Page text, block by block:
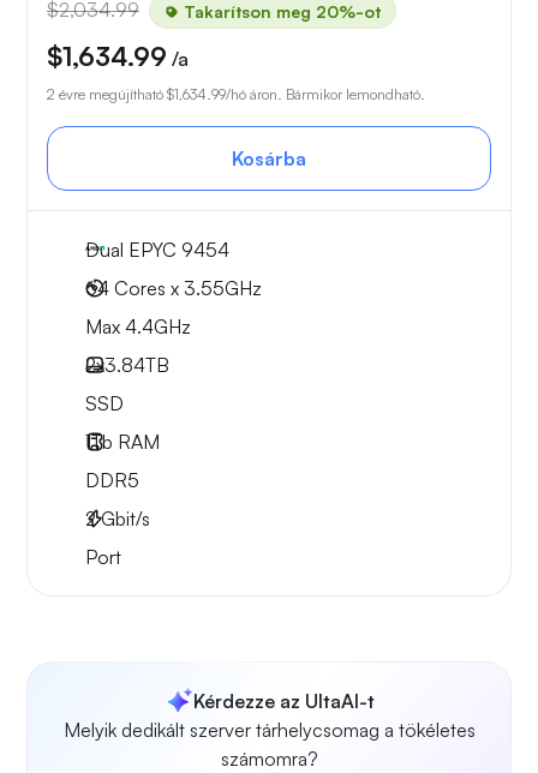
$2,034.99 Takarítson meg 20%-ot
$1,634.99 /a
2 évre megújítható $1,634.99/hó áron. Bármikor lemondható.
Kosárba
Dual EPYC 9454
64 Cores x 3.55GHz
Max 4.4GHz
2x3.84TB
SSD
1Tb RAM
DDR5
2Gbit/s
Port
Kérdezze az UltaAI-t
Melyik dedikált szerver tárhelycsomag a tökéletes
számomra?